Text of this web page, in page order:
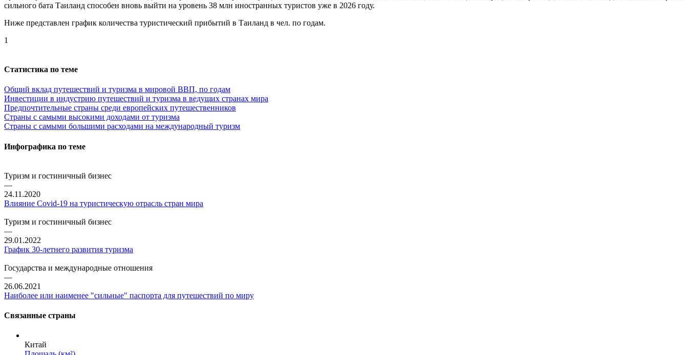
сильного бата Таиланд способен вновь выйти на уровень 38 млн иностранных туристов уже в 2026 году.
Ниже представлен график количества туристический прибытий в Таиланд в чел. по годам.
1
Статистика по теме
Общий вклад путешествий и туризма в мировой ВВП, по годам
Инвестиции в индустрию путешествий и туризма в ведущих странах мира
Предпочтительные страны среди европейских путешественников
Страны с самыми высокими доходами от туризма
Страны с самыми большими расходами на международный туризм
Инфографика по теме
Туризм и гостиничный бизнес
—
24.11.2020
Влияние Covid-19 на туристическую отрасль стран мира
Туризм и гостиничный бизнес
—
29.01.2022
График 30-летнего развития туризма
Государства и международные отношения
—
26.06.2021
Наиболее или наименее "сильные" паспорта для путешествий по миру
Связанные страны
Китай